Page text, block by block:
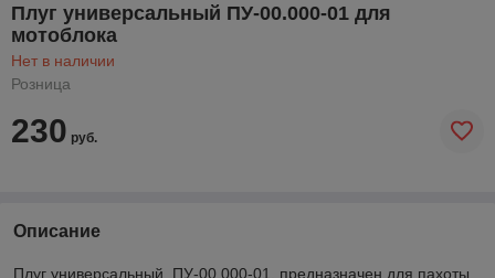
Плуг универсальный ПУ-00.000-01 для
мотоблока
Нет в наличии
Розница
230 руб.
Описание
Плуг универсальный ПУ-00.000-01, предназначен для пахоты